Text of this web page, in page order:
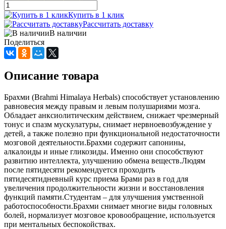
Купить в 1 клик
Рассчитать доставку
В наличии
Поделиться
Описание товара
Брахми (Brahmi Himalaya Herbals) способствует установлению
равновесия между правым и левым полушариями мозга.
Обладает анксиолитическим действием, снижает чрезмерный
тонус и спазм мускулатуры, снимает нервноевозбуждение у
детей, а также полезно при функциональной недостаточности
мозговой деятельности.Брахми содержит сапонины,
алкалоиды и иные гликозиды. Именно они способствуют
развитию интеллекта, улучшению обмена веществ.Людям
после пятидесяти рекомендуется проходить
пятидесятидневный курс приема Брами раз в год для
увеличения продолжительности жизни и восстановления
функций памяти.Студентам – для улучшения умственной
работоспособности.Брахми снимает многие виды головных
болей, нормализует мозговое кровообращение, используется
при ментальных беспокойствах.